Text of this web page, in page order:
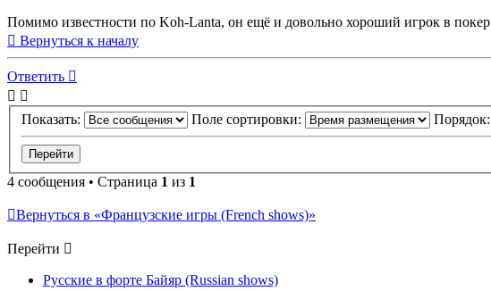
Помимо известности по Koh-Lanta, он ещё и довольно хороший игрок в покер
Вернуться к началу
Ответить
Показать: Поле сортировки: Порядок:
4 сообщения • Страница 1 из 1
Вернуться в «Французские игры (French shows)»
Перейти
Русские в форте Байяр (Russian shows)